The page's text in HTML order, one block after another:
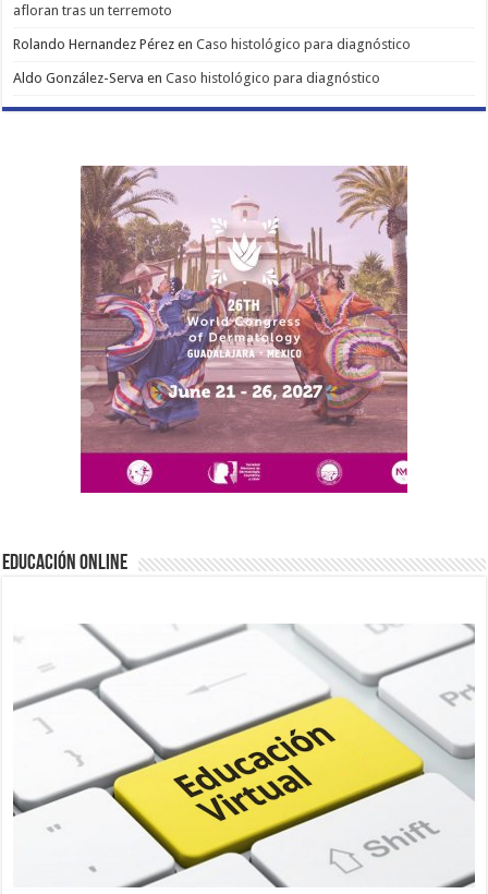
afloran tras un terremoto
Rolando Hernandez Pérez enCaso histológico para diagnóstico
Aldo González-Serva enCaso histológico para diagnóstico
EDUCACIÓN ONLINE